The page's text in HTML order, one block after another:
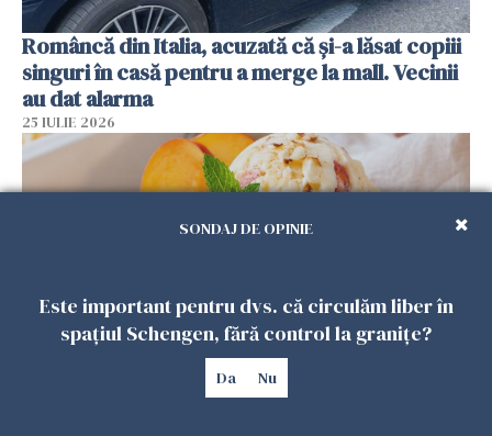
Româncă din Italia, acuzată că și-a lăsat copiii
singuri în casă pentru a merge la mall. Vecinii
au dat alarma
25 IULIE 2026
Înghețata de casă cu nectarine care
SONDAJ DE OPINIE
Este important pentru dvs. că circulăm liber în
spațiul Schengen, fără control la granițe?
Da Nu